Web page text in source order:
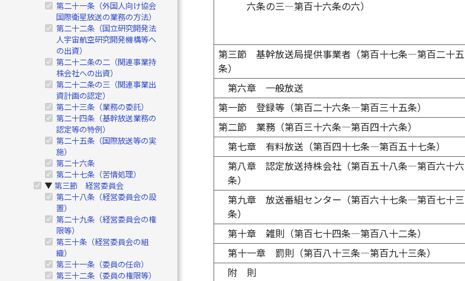
第二十一条（外国人向け協会
国際衛星放送の業務の方法）
第二十二条（国立研究開発法
人宇宙航空研究開発機構等へ
の出資）
第二十二条の二（関連事業持
株会社への出資）
第二十二条の三（関連事業出
資計画の認定）
第二十三条（業務の委託）
第二十四条（基幹放送業務の
認定等の特例）
第二十五条（国際放送等の実
施）
第二十六条
第二十七条（苦情処理）
▶ 第三節 経営委員会
第二十八条（経営委員会の設
置）
第二十九条（経営委員会の権
限等）
第三十条（経営委員会の組
織）
第三十一条（委員の任命）
第三十二条（委員の権限等）
六条の三―第百十六条の六）
第三節 基幹放送局提供事業者（第百十七条―第百二十五
条）
第六章 一般放送
第一節 登録等（第百二十六条―第百三十五条）
第二節 業務（第百三十六条―第百四十六条）
第七章 有料放送（第百四十七条―第百五十七条）
第八章 認定放送持株会社（第百五十八条―第百六十六
条）
第九章 放送番組センター（第百六十七条―第百七十三
条）
第十章 雑則（第百七十四条―第百八十二条）
第十一章 罰則（第百八十三条―第百九十三条）
附 則